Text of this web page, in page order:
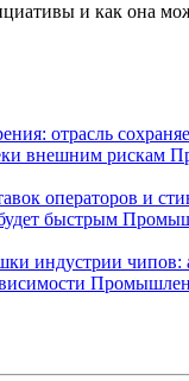
и как она
отрасль
внешним рискам
операторов и
быстрым
индустрии чипов: